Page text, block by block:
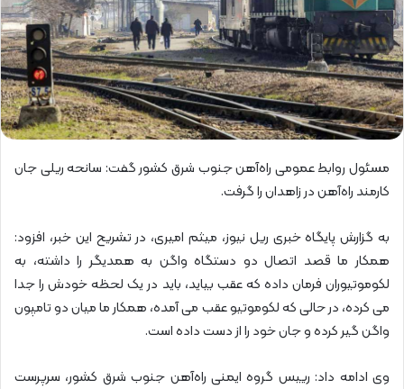
مسئول روابط عمومی راه‌آهن جنوب شرق کشور گفت: سانحه ریلی جان
کارمند راه‌آهن در زاهدان را گرفت.
به گزارش پایگاه خبری ریل نیوز، میثم امیری، در تشریح این خبر، افزود:
همکار ما قصد اتصال دو دستگاه واگن به همدیگر را داشته، به
لکوموتیوران فرمان داده که عقب بیاید، باید در یک لحظه خودش را جدا
می کرده، در حالی که لکوموتیو عقب می آمده، همکار ما میان دو تامپون
واگن گیر کرده و جان خود را از دست داده است.
وی ادامه داد: رییس گروه ایمنی راه‌آهن جنوب شرق کشور، سرپرست